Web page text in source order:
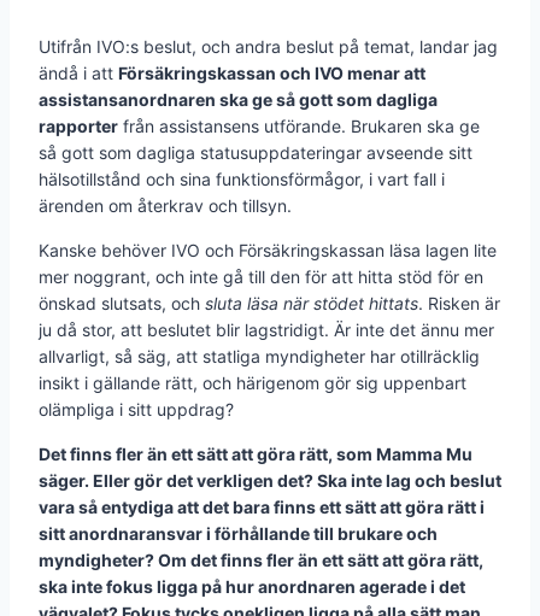
Utifrån IVO:s beslut, och andra beslut på temat, landar jag
ändå i att Försäkringskassan och IVO menar att
assistansanordnaren ska ge så gott som dagliga
rapporter från assistansens utförande. Brukaren ska ge
så gott som dagliga statusuppdateringar avseende sitt
hälsotillstånd och sina funktionsförmågor, i vart fall i
ärenden om återkrav och tillsyn.
Kanske behöver IVO och Försäkringskassan läsa lagen lite
mer noggrant, och inte gå till den för att hitta stöd för en
önskad slutsats, och sluta läsa när stödet hittats. Risken är
ju då stor, att beslutet blir lagstridigt. Är inte det ännu mer
allvarligt, så säg, att statliga myndigheter har otillräcklig
insikt i gällande rätt, och härigenom gör sig uppenbart
olämpliga i sitt uppdrag?
Det finns fler än ett sätt att göra rätt, som Mamma Mu
säger. Eller gör det verkligen det? Ska inte lag och beslut
vara så entydiga att det bara finns ett sätt att göra rätt i
sitt anordnaransvar i förhållande till brukare och
myndigheter? Om det finns fler än ett sätt att göra rätt,
ska inte fokus ligga på hur anordnaren agerade i det